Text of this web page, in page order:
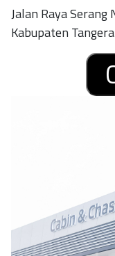
Jalan Raya Serang
Kabupaten